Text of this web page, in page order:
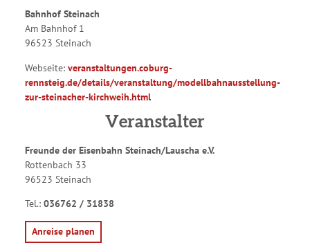
Bahnhof Steinach
Am Bahnhof 1
96523 Steinach
Webseite: veranstaltungen.coburg-
rennsteig.de/details/veranstaltung/modellbahnausstellung-
zur-steinacher-kirchweih.html
Veranstalter
Freunde der Eisenbahn Steinach/Lauscha e.V.
Rottenbach 33
96523 Steinach
Tel.: 036762 / 31838
Anreise planen